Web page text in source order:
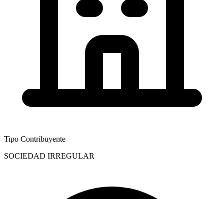
Tipo Contribuyente
SOCIEDAD IRREGULAR